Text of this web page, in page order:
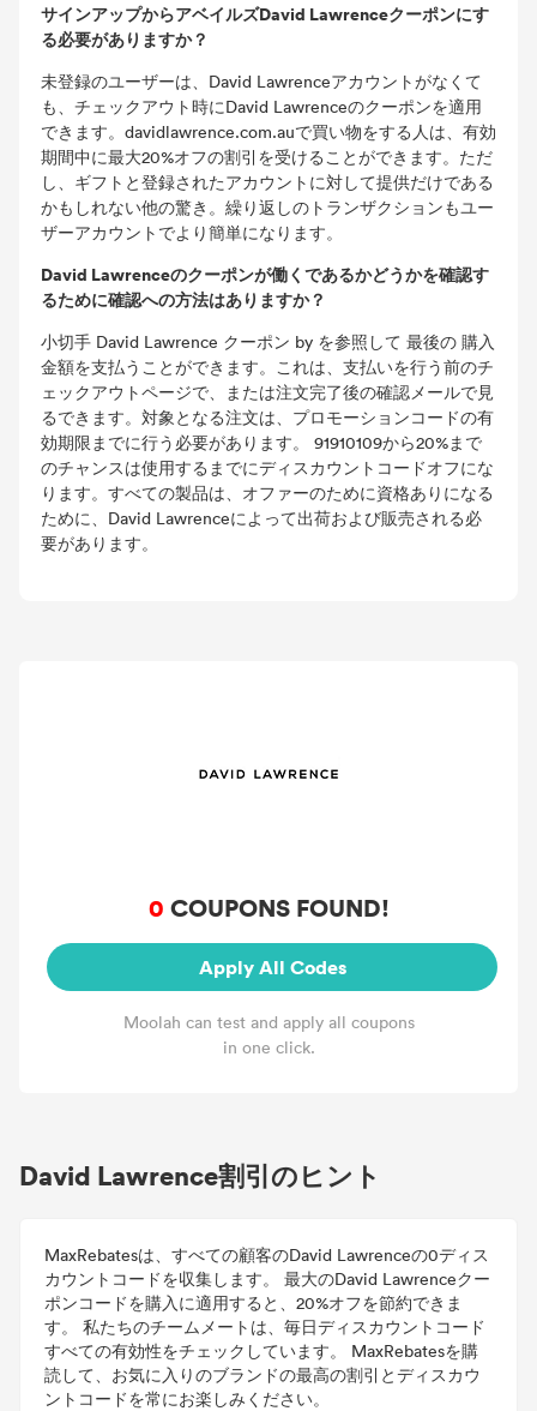
0 COUPONS FOUND!
Apply All Codes
Moolah can test and apply all coupons
in one click.
David Lawrence割引のヒント
MaxRebatesは、すべての顧客のDavid Lawrenceの0ディス
カウントコードを収集します。 最大のDavid Lawrenceクー
ポンコードを購入に適用すると、20%オフを節約できま
す。 私たちのチームメートは、毎日ディスカウントコード
すべての有効性をチェックしています。 MaxRebatesを購
読して、お気に入りのブランドの最高の割引とディスカウ
ントコードを常にお楽しみください。
サインアップからアベイルズDavid Lawrenceクーポンにす
る必要がありますか？
未登録のユーザーは、David Lawrenceアカウントがなくて
も、チェックアウト時にDavid Lawrenceのクーポンを適用
できます。davidlawrence.com.auで買い物をする人は、有効
期間中に最大20%オフの割引を受けることができます。ただ
し、ギフトと登録されたアカウントに対して提供だけである
かもしれない他の驚き。繰り返しのトランザクションもユー
ザーアカウントでより簡単になります。
David Lawrenceのクーポンが働くであるかどうかを確認す
るために確認への方法はありますか？
小切手 David Lawrence クーポン by を参照して 最後の 購入
金額を支払うことができます。これは、支払いを行う前のチ
ェックアウトページで、または注文完了後の確認メールで見
るできます。対象となる注文は、プロモーションコードの有
効期限までに行う必要があります。 91910109から20%まで
のチャンスは使用するまでにディスカウントコードオフにな
ります。すべての製品は、オファーのために資格ありになる
ために、David Lawrenceによって出荷および販売される必
要があります。